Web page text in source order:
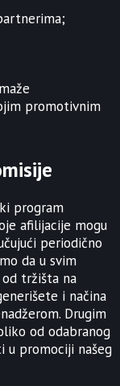
promotivnim
program
afilijacije mogu
periodično
da u svim
od tržišta na
i načina
Drugim
od odabranog
u promociji našeg